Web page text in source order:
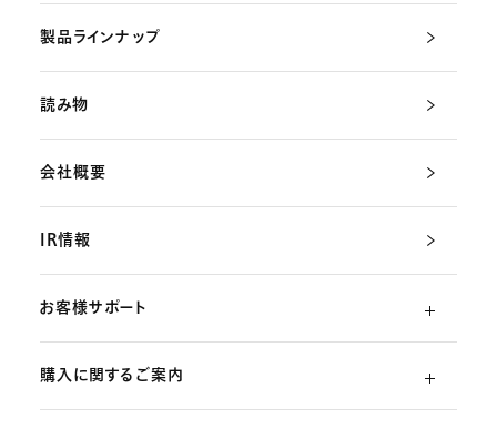
製品ラインナップ
読み物
会社概要
IR情報
お客様サポート
よくあるご質問
購入に関するご案内